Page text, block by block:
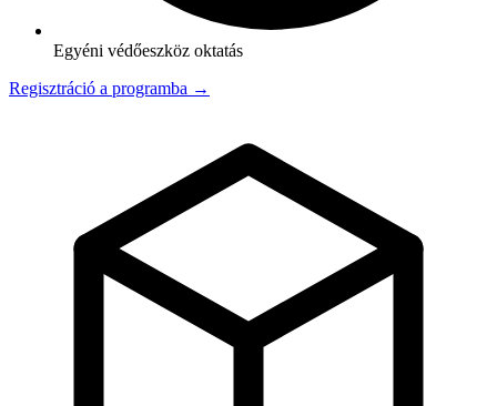
Egyéni védőeszköz oktatás
Regisztráció a programba →